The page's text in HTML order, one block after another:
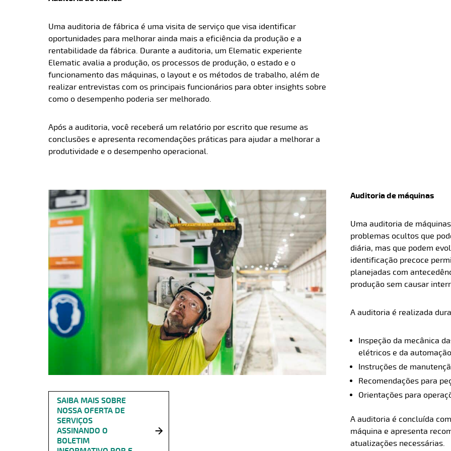
Uma auditoria de fábrica é uma visita de serviço que visa identificar
oportunidades para melhorar ainda mais a eficiência da produção e a
rentabilidade da fábrica. Durante a auditoria, um Elematic experiente
Elematic avalia a produção, os processos de produção, o estado e o
funcionamento das máquinas, o layout e os métodos de trabalho, além de
realizar entrevistas com os principais funcionários para obter insights sobre
como o desempenho poderia ser melhorado.
Após a auditoria, você receberá um relatório por escrito que resume as
conclusões e apresenta recomendações práticas para ajudar a melhorar a
produtividade e o desempenho operacional.
SAIBA MAIS SOBRE
NOSSA OFERTA DE
SERVIÇOS
ASSINANDO O
BOLETIM
Auditoria de máquinas
Uma auditoria de
problemas ocultos que
diária, mas que podem
identificação precoce
planejadas com
produção sem causar
A auditoria é realizada
Inspeção da mecânica
elétricos e da automação
Instruções de
Recomendações para
Orientações para
A auditoria é concluída
máquina e apresenta
atualizações necessárias.